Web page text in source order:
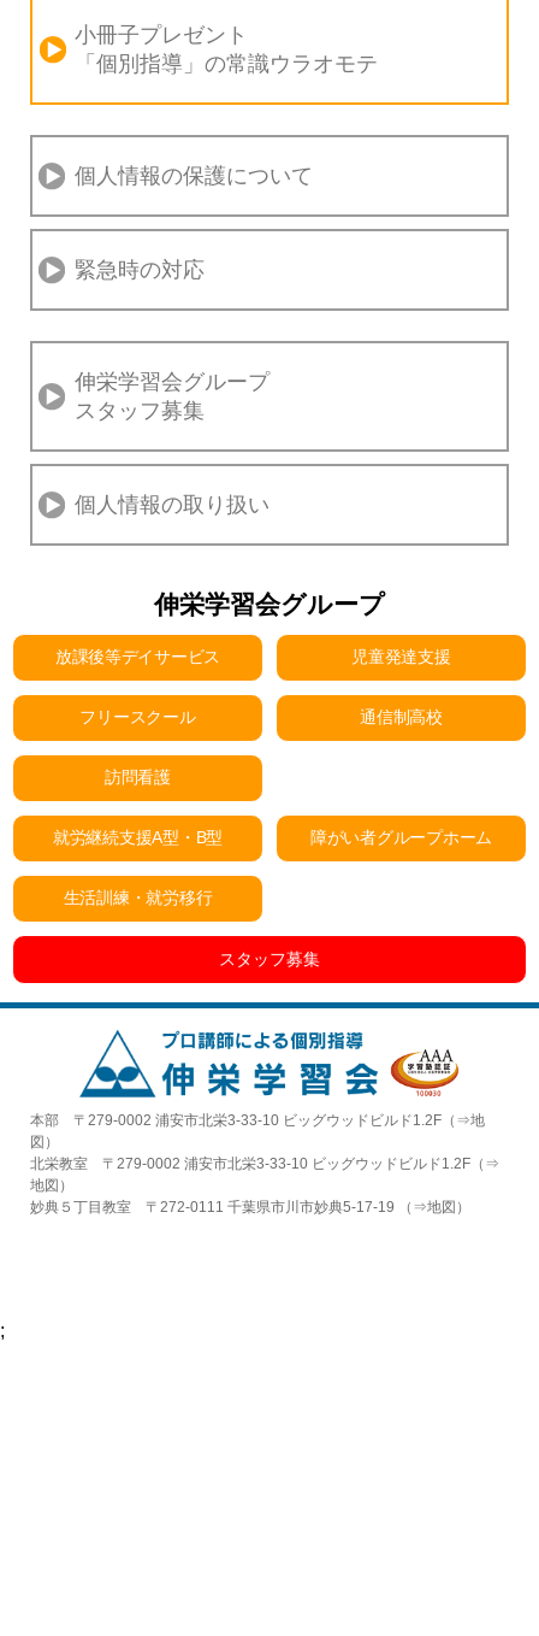
小冊子プレゼント
「個別指導」の常識ウラオモテ
個人情報の保護について
緊急時の対応
伸栄学習会グループ
スタッフ募集
個人情報の取り扱い
伸栄学習会グループ
放課後等デイサービス 児童発達支援
フリースクール 通信制高校
訪問看護
就労継続支援A型・B型 障がい者グループホーム
生活訓練・就労移行
スタッフ募集
本部 〒279-0002 浦安市北栄3-33-10 ビッグウッドビルド1.2F（⇒地
図 ）
北栄教室 〒279-0002 浦安市北栄3-33-10 ビッグウッドビルド1.2F（⇒
地図 ）
妙典５丁目教室 〒272-0111 千葉県市川市妙典5-17-19 （⇒地図 ）
;